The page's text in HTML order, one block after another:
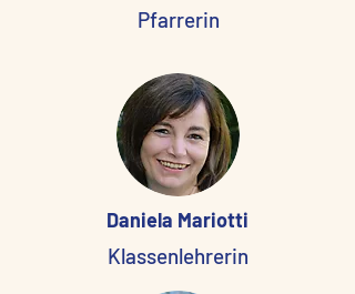
Pfarrerin
Daniela Mariotti
Klassenlehrerin